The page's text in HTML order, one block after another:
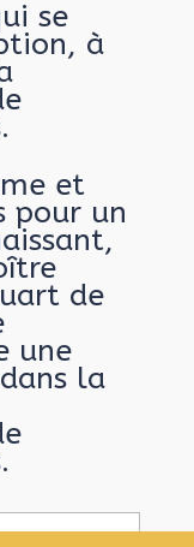
se
à
et
pour un
de
une
la